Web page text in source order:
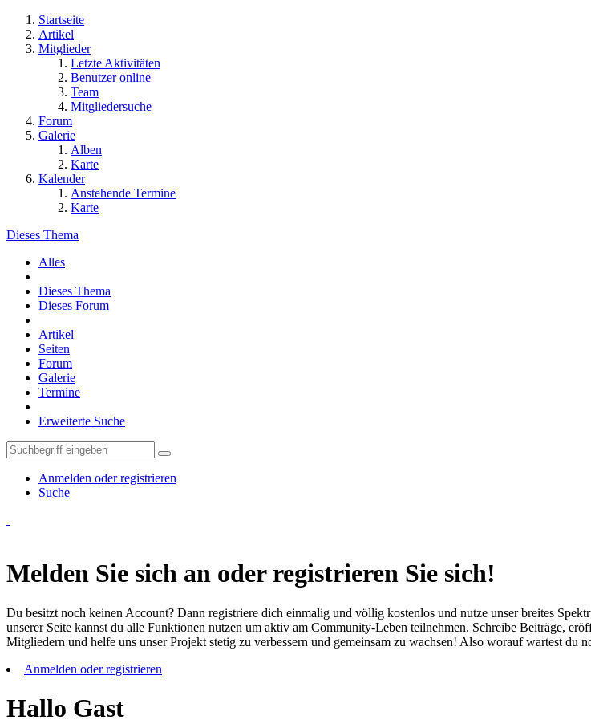
Startseite
Artikel
Mitglieder
Letzte Aktivitäten
Benutzer online
Team
Mitgliedersuche
Forum
Galerie
Alben
Karte
Kalender
Anstehende Termine
Karte
Dieses Thema
Alles
Dieses Thema
Dieses Forum
Artikel
Seiten
Forum
Galerie
Termine
Erweiterte Suche
Anmelden oder registrieren
Suche
Melden Sie sich an oder registrieren Sie sich!
Du besitzt noch keinen Account? Dann registriere dich einmalig und völlig kostenlos und nutze unser breites
unserer Seite kannst du alle Funktionen nutzen um aktiv am Community-Leben teilnehmen. Schreibe Beiträge,
Mitgliedern und helfe uns unser Projekt stetig zu verbessern und gemeinsam zu wachsen! Also worauf wartest du
Anmelden oder registrieren
Hallo Gast